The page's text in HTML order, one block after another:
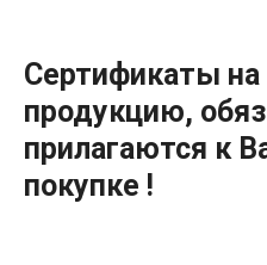
Сертификаты на
продукцию,
прилагаются к
покупке !